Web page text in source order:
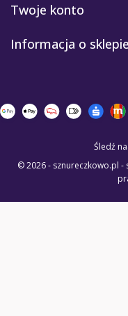
Twoje konto
Informacja o sklepie
© 2026 - sznureczkowo.pl -
Śledź